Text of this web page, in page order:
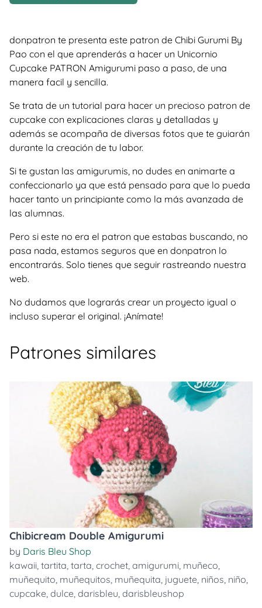
donpatron te presenta este patron de Chibi Gurumi By
Pao con el que aprenderás a hacer un Unicornio
Cupcake PATRON Amigurumi paso a paso, de una
manera facil y sencilla.
Se trata de un tutorial para hacer un precioso patron de
cupcake con explicaciones claras y detalladas y
además se acompaña de diversas fotos que te guiarán
durante la creación de tu labor.
Si te gustan las amigurumis, no dudes en animarte a
confeccionarlo ya que está pensado para que lo pueda
hacer tanto un principiante como la más avanzada de
las alumnas.
Pero si este no era el patron que estabas buscando, no
pasa nada, estamos seguros que en donpatron lo
encontrarás. Solo tienes que seguir rastreando nuestra
web.
No dudamos que lograrás crear un proyecto igual o
incluso superar el original. ¡Anímate!
Patrones similares
Chibicream Double Amigurumi
by Daris Bleu Shop
kawaii, tartita, tarta, crochet, amigurumi, muñeco,
muñequito, muñequitos, muñequita, juguete, niños, niño,
cupcake, dulce, darisbleu, darisbleushop